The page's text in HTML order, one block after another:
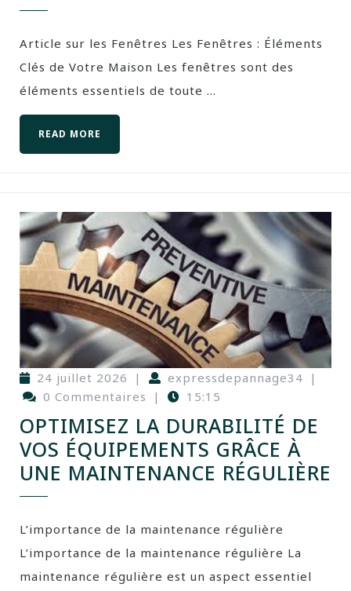
Article sur les Fenêtres Les Fenêtres : Éléments
Clés de Votre Maison Les fenêtres sont des
éléments essentiels de toute ...
READ MORE
24 juillet 2026 | expressdepannage34 |
0 Commentaires
| 15:15
OPTIMISEZ LA DURABILITÉ DE
VOS ÉQUIPEMENTS GRÂCE À
UNE MAINTENANCE RÉGULIÈRE
L’importance de la maintenance régulière
L’importance de la maintenance régulière La
maintenance régulière est un aspect essentiel